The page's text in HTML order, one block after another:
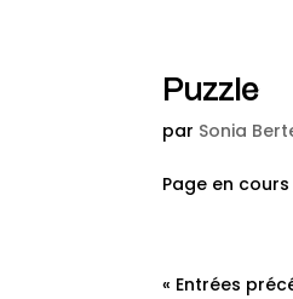
Puzzle
par Sonia
Page en cours
« Entrées